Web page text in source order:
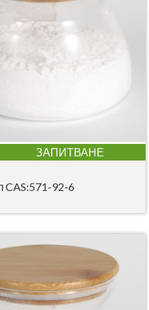
ЗАПИТВАНЕ
CAS:571-92-6